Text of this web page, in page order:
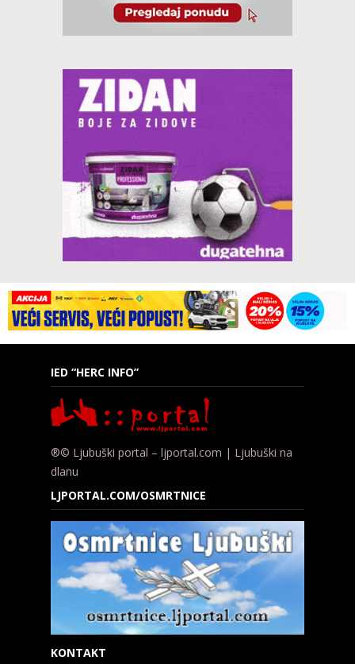
IED “HERC INFO”
®© Ljubuški portal – ljportal.com | Ljubuški na
dlanu
LJPORTAL.COM/OSMRTNICE
KONTAKT